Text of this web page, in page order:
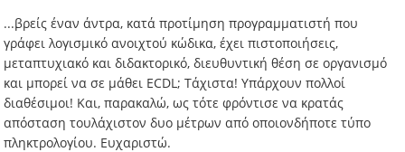
...βρείς έναν άντρα, κατά προτίμηση προγραμματιστή που
γράφει λογισμικό ανοιχτού κώδικα, έχει πιστοποιήσεις,
μεταπτυχιακό και διδακτορικό, διευθυντική θέση σε οργανισμό
και μπορεί να σε μάθει ECDL; Τάχιστα! Υπάρχουν πολλοί
διαθέσιμοι! Και, παρακαλώ, ως τότε φρόντισε να κρατάς
απόσταση τουλάχιστον δυο μέτρων από οποιονδήποτε τύπο
πληκτρολογίου. Ευχαριστώ.